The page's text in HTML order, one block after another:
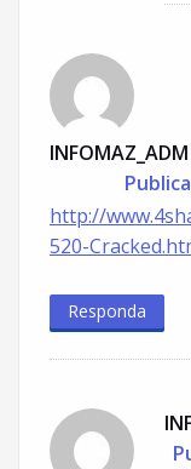
INFOMAZ_ADM
http://
520-
Responda